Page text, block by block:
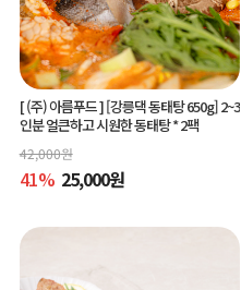
[ (주) 아름푸드 ][강릉댁 동태탕 650g] 2~3
인분 얼큰하고 시원한 동태탕 * 2팩
42,000원
41% 25,000원